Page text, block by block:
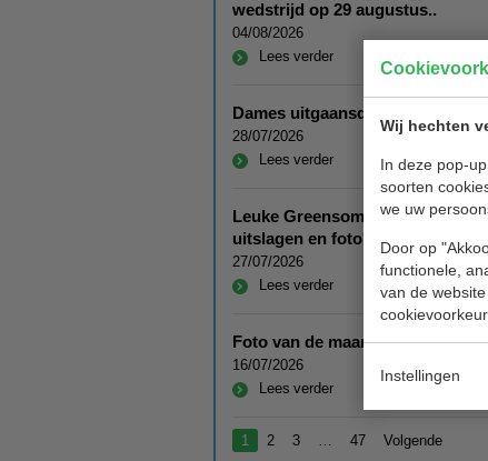
Wij hechten
In deze pop-
soorten
we uw
Door op
functionele,
van de
Instellingen
wedstrijd op 29 augustus..
04/08/2026
Lees verder
Dames uitgaansdag 2026, verslag
28/07/2026
Lees verder
Leuke Greensome 26 juli 2026:
uitslagen en foto's
27/07/2026
Lees verder
Foto van de maand juli 2026
16/07/2026
Lees verder
1 2 3 47 Volgende